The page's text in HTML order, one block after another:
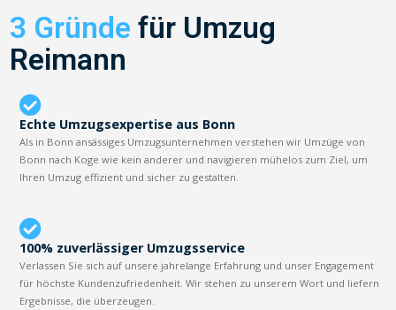
3 Gründe für Umzug
Reimann
Echte Umzugsexpertise aus Bonn
Als in Bonn ansässiges Umzugsunternehmen verstehen wir Umzüge von
Bonn nach Koge wie kein anderer und navigieren mühelos zum Ziel, um
Ihren Umzug effizient und sicher zu gestalten.
100% zuverlässiger Umzugsservice
Verlassen Sie sich auf unsere jahrelange Erfahrung und unser Engagement
für höchste Kundenzufriedenheit. Wir stehen zu unserem Wort und liefern
Ergebnisse, die überzeugen.